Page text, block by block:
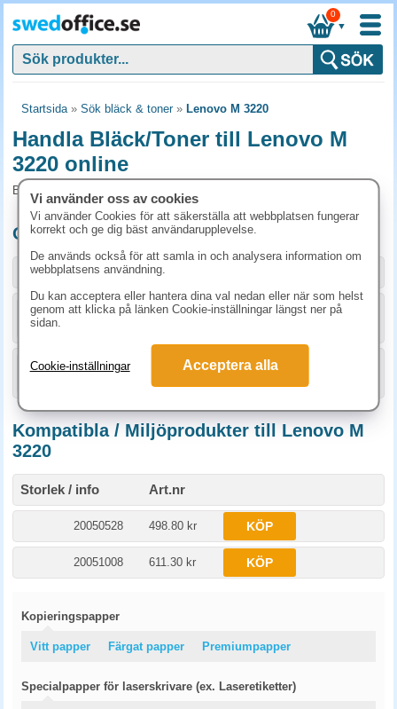
▼
0
Startsida» Sök bläck & toner» Lenovo M 3220
Handla Bläck/Toner till Lenovo M
3220 online
Bläck/Toner och tillbehör som passar till Lenovo M 3220
Originalprodukter till Lenovo M 3220
Storlek / info Art.nr
KÖP
DR2000 1492.50 kr KÖP
Kompatibla / Miljöprodukter till Lenovo M
3220
Storlek / info Art.nr
20050528 498.80 kr KÖP
20051008 611.30 kr KÖP
Kopieringspapper
Vitt papper Färgat papper Premiumpapper
Specialpapper för laserskrivare (ex. Laseretiketter)
Vi använder oss av cookies
Vi använder Cookies för att säkerställa att webbplatsen fungerar
korrekt och ge dig bäst användarupplevelse.
De används också för att samla in och analysera information om
webbplatsens användning.
Du kan acceptera eller hantera dina val nedan eller när som helst
genom att klicka på länken Cookie-inställningar längst ner på
sidan.
Cookie-inställningar Acceptera alla